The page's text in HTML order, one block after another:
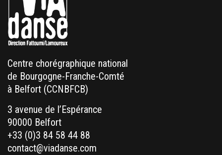
Centre chorégraphique national
de Bourgogne-Franche-Comté
à Belfort (CCNBFCB)
3 avenue de l’Espérance
90000 Belfort
+33 (0)3 84 58 44 88
contact@viadanse.com